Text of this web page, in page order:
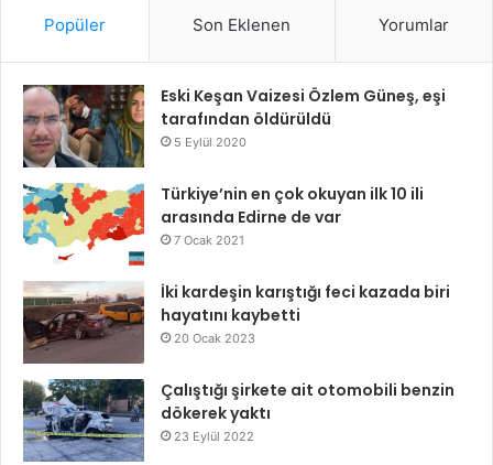
Popüler Son Eklenen Yorumlar
Eski Keşan Vaizesi Özlem Güneş, eşi
tarafından öldürüldü
5 Eylül 2020
Türkiye’nin en çok okuyan ilk 10 ili
arasında Edirne de var
7 Ocak 2021
İki kardeşin karıştığı feci kazada biri
hayatını kaybetti
20 Ocak 2023
Çalıştığı şirkete ait otomobili benzin
dökerek yaktı
23 Eylül 2022